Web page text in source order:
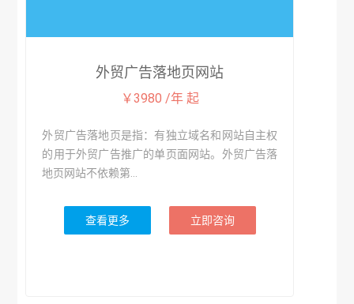
外贸广告落地页网站
￥3980 /年 起
外贸广告落地页是指：有独立域名和网站自主权
的用于外贸广告推广的单页面网站。外贸广告落
地页网站不依赖第...
查看更多 立即咨询